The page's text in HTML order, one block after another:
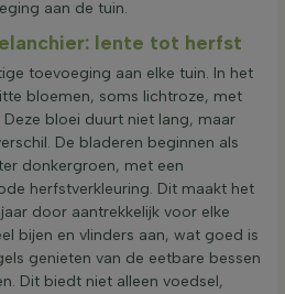
aan de tuin.
lente tot herfst
toevoeging aan elke tuin. In het
bloemen, soms lichtroze, met
bloei duurt niet lang, maar
De bladeren beginnen als
donkergroen, met een
herfstverkleuring. Dit maakt het
door aantrekkelijk voor elke
bijen en vlinders aan, wat goed is
genieten van de eetbare bessen
Dit biedt niet alleen voedsel,